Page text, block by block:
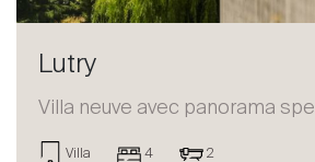
Lutry
Villa neuve avec panorama
Villa 4 2